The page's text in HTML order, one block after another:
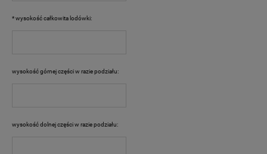
*wysokość całkowita lodówki:
wysokość górnej części w razie podziału:
wysokość dolnej części w razie podziału: